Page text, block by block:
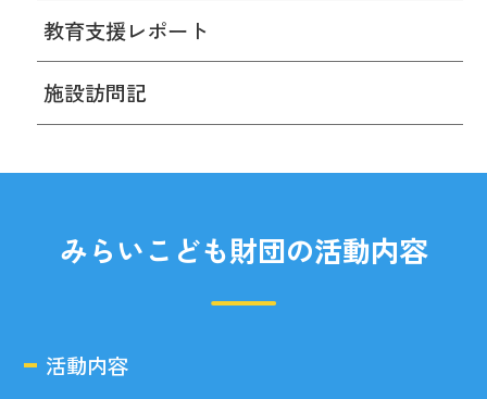
教育支援レポート
施設訪問記
みらいこども財団の活動内容
活動内容